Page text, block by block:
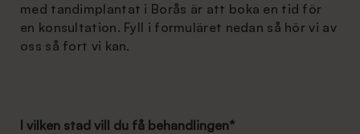
med tandimplantat i Borås är att boka en tid för
en konsultation. Fyll i formuläret nedan så hör vi av
oss så fort vi kan.
I vilken stad vill du få behandlingen*